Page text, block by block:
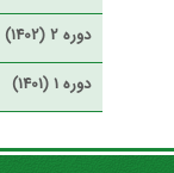
دوره 2 (1402)
دوره 1 (1401)